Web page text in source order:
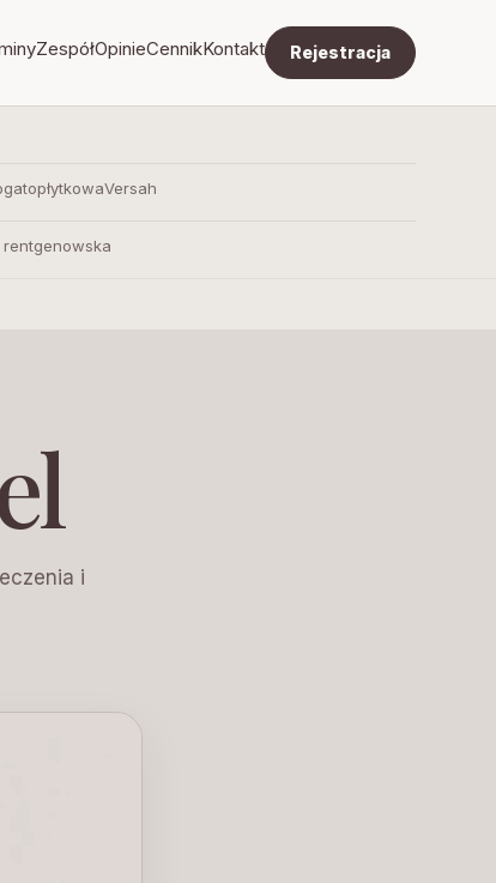
ZespółOpinieCennikKontakt Rejestracja
Versah
i